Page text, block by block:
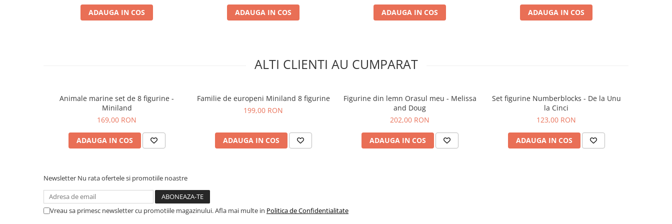
ADAUGA IN COS ADAUGA IN COS ADAUGA IN COS ADAUGA IN COS
ALTI CLIENTI AU CUMPARAT
Animale marine set de 8 figurine -
Miniland
169,00 RON
ADAUGA IN COS
Familie de europeni Miniland 8 figurine
199,00 RON
ADAUGA IN COS
Figurine din lemn Orasul meu - Melissa
and Doug
202,00 RON
ADAUGA IN COS
Set figurine Numberblocks - De la Unu
la Cinci
123,00 RON
ADAUGA IN COS
Newsletter Nu rata ofertele si promotiile noastre
Vreau sa primesc newsletter cu promotiile magazinului. Afla mai multe in Politica de Confidentialitate